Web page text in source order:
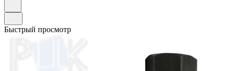
Быстрый просмотр